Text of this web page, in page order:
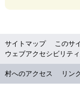
サイトマップ このサ
ウェブアクセシビリテ
村へのアクセス リン